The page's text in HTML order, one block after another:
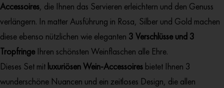
Accessoires, die Ihnen das Servieren erleichtern und den Genuss
verlängern. In matter Ausführung in Rosa, Silber und Gold machen
diese ebenso nützlichen wie eleganten 3 Verschlüsse und 3
TropfringeIhren schönsten Weinflaschen alle Ehre.
Dieses Set mit luxuriösen Wein-Accessoires bietet Ihnen 3
wunderschöne Nuancen und ein zeitloses Design, die allen